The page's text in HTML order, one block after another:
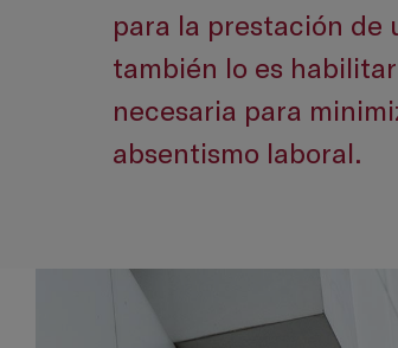
para la prestación de
también lo es
necesaria para
absentismo laboral.